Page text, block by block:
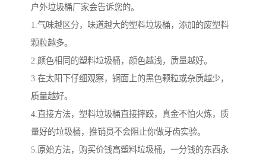
户外垃圾桶厂家会告诉您的。
1.气味越区分，味道越大的塑料垃圾桶，添加的废塑料
颗粒越多。
2.颜色相同的塑料垃圾桶，颜色越浅，质量越好。
3.在太阳下仔细观察，铜面上的黑色颗粒或杂质越少，
质量越好。
4.直接方法，塑料垃圾桶直接摔跤，真金不怕火炼，质
量好的垃圾桶，推销员不会阻止你做牙齿实验。
5.原始方法，购买价钱高塑料垃圾桶，一分钱的东西永